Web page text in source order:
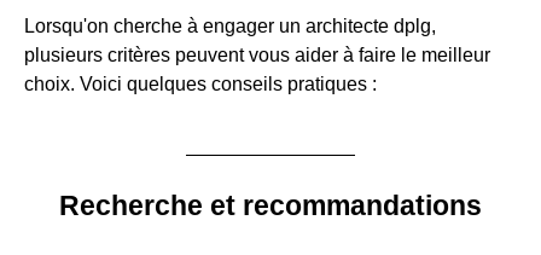
Lorsqu'on cherche à engager un architecte dplg,
plusieurs critères peuvent vous aider à faire le meilleur
choix. Voici quelques conseils pratiques :
Recherche et recommandations